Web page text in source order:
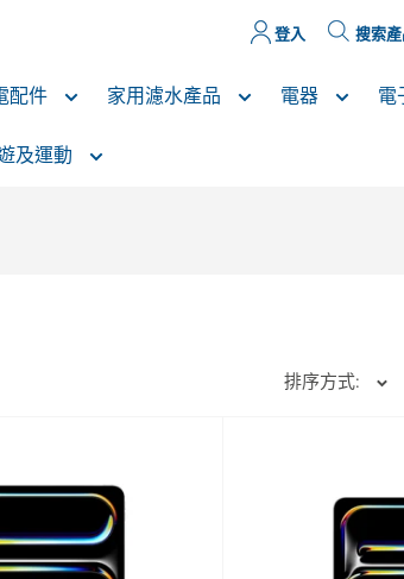
登入 搜索
配件 家用濾水產品 電器 電
及運動
排序方式: